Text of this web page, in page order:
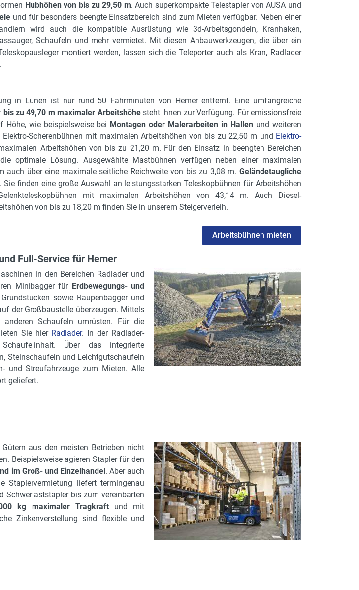
Hubhöhen von bis zu 29,50 m. Auch superkompakte Telestapler von AUSA und
und für besonders beengte Einsatzbereich sind zum Mieten verfügbar. Neben einer
wird auch die kompatible Ausrüstung wie 3d-Arbeitsgondeln, Kranhaken,
Schaufeln und mehr vermietet. Mit diesen Anbauwerkzeugen, die über ein
montiert werden, lassen sich die Teleporter auch als Kran, Radlader
in Lünen ist nur rund 50 Fahrminuten von Hemer entfernt. Eine umfangreiche
bis zu 49,70 m maximaler Arbeitshöhesteht Ihnen zur Verfügung. Für emissionsfreie
Höhe, wie beispielsweise bei Montagen oder Malerarbeiten in Hallen und weiteren
Elektro-Scherenbühnen mit maximalen Arbeitshöhen von bis zu 22,50 m und Elektro-
Arbeitshöhen von bis zu 21,20 m. Für den Einsatz in beengten Bereichen
optimale Lösung. Ausgewählte Mastbühnen verfügen neben einer maximalen
auch über eine maximale seitliche Reichweite von bis zu 3,08 m. Geländetaugliche
Sie finden eine große Auswahl an leistungsstarken Teleskopbühnen für Arbeitshöhen
mit maximalen Arbeitshöhen von 43,14 m. Auch Diesel-
von bis zu 18,20 m finden Sie in unserem Steigerverleih.
Arbeitsbühnen mieten
Full-Service für Hemer
in den Bereichen Radlader und
Minibagger für Erdbewegungs- und
sowie Raupenbagger und
der Großbaustelle überzeugen. Mittels
Schaufeln umrüsten. Für die
Sie hier Radlader. In der Radlader-
Über das integrierte
Steinschaufeln und Leichtgutschaufeln
und Streufahrzeuge zum Mieten. Alle
geliefert.
aus den meisten Betrieben nicht
Beispielsweise agieren Stapler für den
im Groß- und Einzelhandel . Aber auch
Staplervermietung liefert termingenau
Schwerlaststapler bis zum vereinbarten
kg maximaler Tragkraftund mit
Zinkenverstellung sind flexible und